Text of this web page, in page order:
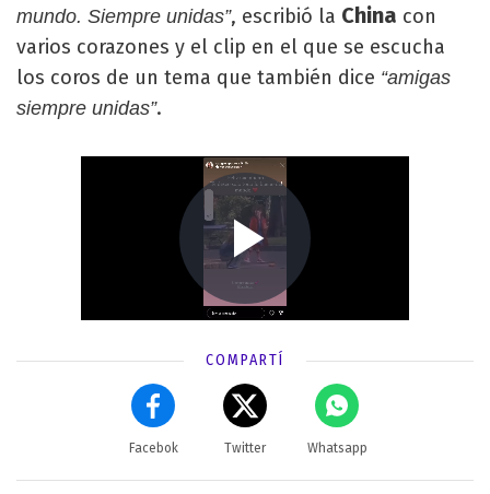
mundo. Siempre unidas”, escribió la China con
varios corazones y el clip en el que se escucha
los coros de un tema que también dice “amigas
siempre unidas”.
COMPARTÍ
Facebok Twitter Whatsapp